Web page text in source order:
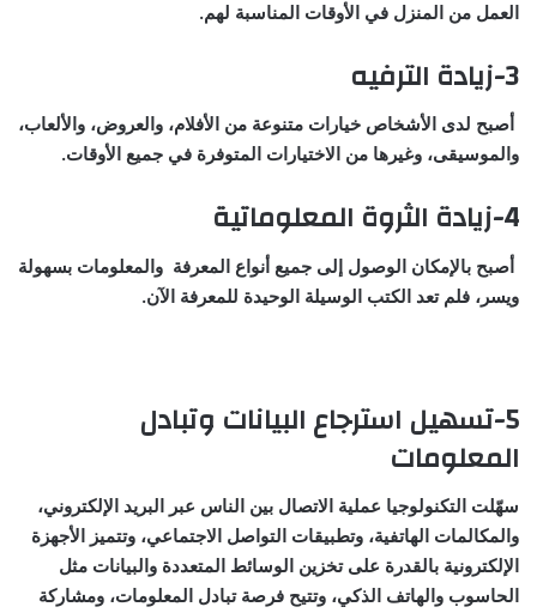
العمل من المنزل في الأوقات المناسبة لهم.
3-زيادة الترفيه
أصبح لدى الأشخاص خيارات متنوعة من الأفلام، والعروض، والألعاب،
والموسيقى، وغيرها من الاختيارات المتوفرة في جميع الأوقات.
4-زيادة الثروة المعلوماتية
أصبح بالإمكان الوصول إلى جميع أنواع المعرفة والمعلومات بسهولة
ويسر، فلم تعد الكتب الوسيلة الوحيدة للمعرفة الآن.
5-تسهيل استرجاع البيانات وتبادل
المعلومات
سهّلت التكنولوجيا عملية الاتصال بين الناس عبر البريد الإلكتروني،
والمكالمات الهاتفية، وتطبيقات التواصل الاجتماعي، وتتميز الأجهزة
الإلكترونية بالقدرة على تخزين الوسائط المتعددة والبيانات مثل
الحاسوب والهاتف الذكي، وتتيح فرصة تبادل المعلومات، ومشاركة